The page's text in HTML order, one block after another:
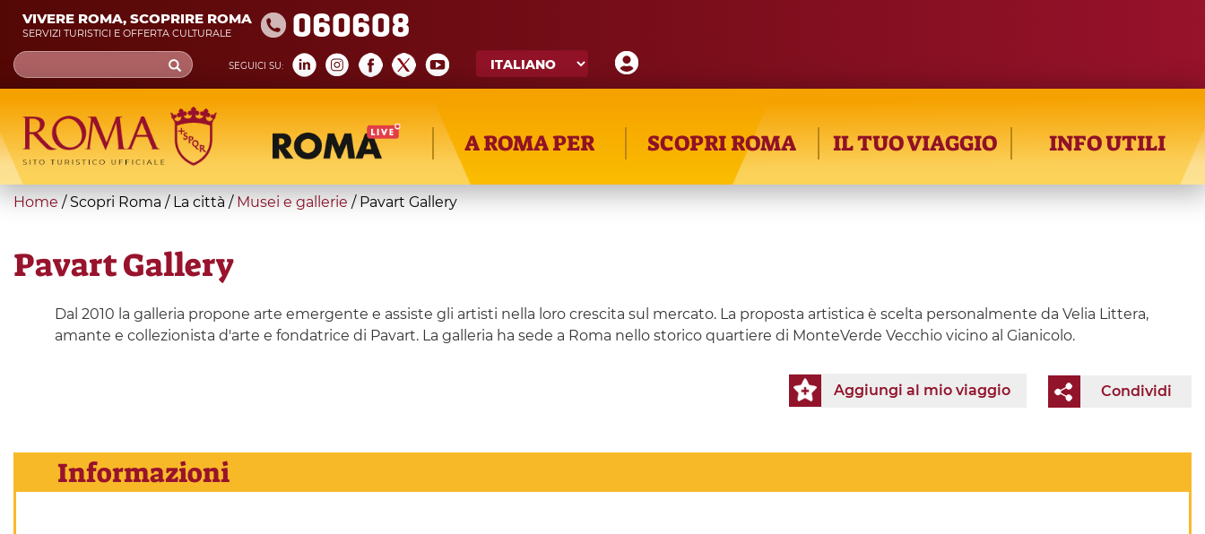
Skip
main
content
VIVERE ROMA, SCOPRIRE ROMA
SERVIZI TURISTICI E OFFERTA CULTURALE 060608
SEGUICI SU:
Search
form
Cerca
A ROMA PER SCOPRI ROMA IL TUO VIAGGIO INFO UTILI
You
here
Home / Scopri Roma / La città / Musei e gallerie / Pavart Gallery
Pavart Gallery
Dal 2010 la galleria propone arte emergente e assiste gli artisti nella loro crescita sul mercato. La proposta artistica è scelta personalmente da Velia Littera,
amante e collezionista d'arte e fondatrice di Pavart. La galleria ha sede a Roma nello storico quartiere di MonteVerde Vecchio vicino al Gianicolo.
Condividi
Aggiungi al mio viaggio
Informazioni